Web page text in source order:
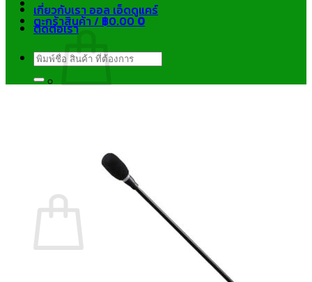
ตะกร้าสินค้า /฿0.000
เกี่ยวกับเรา ออล เอ็ดดูแคร์
ติดต่อเรา
ค้นหา: